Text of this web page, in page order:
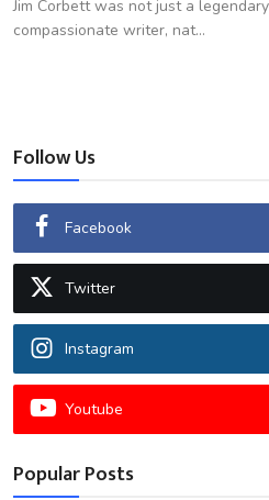
धरोहर
उपन्यास
सिनेमा
शायरी
ग़ज़ल
Jim Corbett was not just a
compassionate writer, nat...
Follow Us
Facebook
Twitter
Instagram
Youtube
Popular Posts